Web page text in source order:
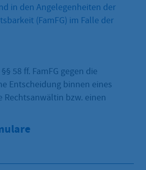
in den Angelegenheiten der
(FamFG) im Falle der
58 ff. FamFG gegen die
Entscheidung binnen eines
Rechtsanwältin bzw. einen